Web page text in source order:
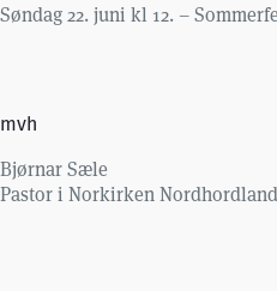
Søndag 22. juni kl 12. –
mvh
Bjørnar Sæle
Pastor i Norkirken Nordhordland